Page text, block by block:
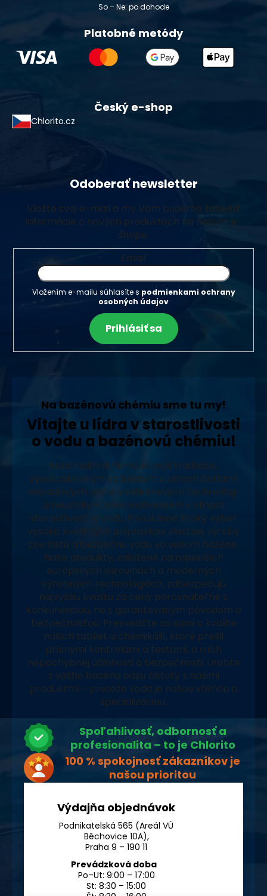
So – Ne: po dohode
Platobné metódy
Český e-shop
Chlorito.cz
Odoberať newsletter
Vložte svoj e-mail a my Vám budeme zasielať
informácie o nových produktoch na našom e-
shope.
Email
Vložením e-mailu súhlasíte s podmienkami ochrany
osobných údajov
Prihlásiť sa
Na bazénovú chémiu sme tu my!
Vitajte u lídra v starostlivosti
o vodu a bazénovú chémiu!
Naša rodinná firma sa pýši tradíciou,
vysokoškolským vzdelaním v oblasti čistiarní
odpadových vôd a vodárenských technológií
a neustálym zdokonaľovaním v oblasti
starostlivosti o vodu. Ponúkame široký výber
vysoko kvalitných prípravkov vlastnej výroby
pre čistú a bezpečnú vodu vo vašom bazéne.
Naše produkty, založené na najlepších
európskych surovinách a moderných
výrobných technológiách, zabezpečujú
najvyššiu kvalitu za ceny porovnateľné s
konkurenciou, no s garantovaným pôvodom a
bezpečnosťou. Presvedčte sa sami o kvalite
našich tabliet a chemikálií, ktoré prešli
prísnymi kontrolami a testami, a o ich
nepochybnej účinnosti a bezpečnosti. Urobte
z vášho bazéna oázu čistoty s našimi
produktmi – pretože voda je našou vášňou a
špecializáciou.
Spoľahlivosť, odbornosť a
profesionalita – to je Chlorito
100 % spokojnosť zákazníkov je
našou prioritou
Výdajňa objednávok
Podnikatelská 565 (Areál VÚ
Běchovice 10A),
Praha 9 – 190 11
Prevádzková doba
Po–Ut: 9:00 – 17:00
St: 8:30 – 15:00